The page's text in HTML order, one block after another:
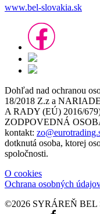
www.bel-slovakia.sk
Dohľad nad ochranou
18/2018 Z.z a
A RADY (EÚ) 2016/
ZODPOVEDNÁ
kontakt:
dotknutá osoba, ktorej
spoločnosti.
O cookies
Ochrana osobných
©2026 SYRÁREŇ BEL